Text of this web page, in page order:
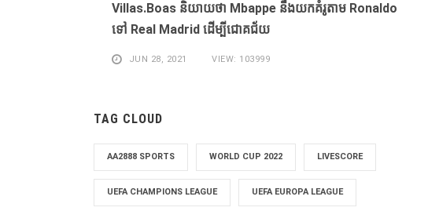
Villas.Boas និយាយ​ថា Mbappe ​នឹង​យក​គំរូ​តាម Ronaldo
​ទៅ Real Madrid ​ដើម្បី​ជោគជ័យ​
JUN 28, 2021 VIEW: 103999
TAG CLOUD
AA2888 SPORTS WORLD CUP 2022 LIVESCORE
UEFA CHAMPIONS LEAGUE UEFA EUROPA LEAGUE